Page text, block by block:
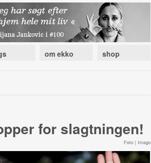
om ekko shop
for slagtningen!
Foto | Imago